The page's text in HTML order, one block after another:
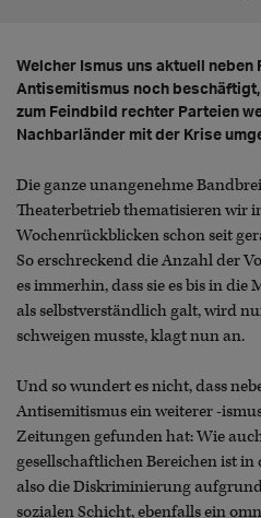
Welcher Ismus uns aktuell neben
Antisemitismus noch
zum Feindbild rechter Parteien
Nachbarländer mit der Krise
Die ganze unangenehme
Theaterbetrieb thematisieren wir
Wochenrückblicken schon seit
So erschreckend die Anzahl der
es immerhin, dass sie es bis in die
als selbstverständlich galt, wird
schweigen musste, klagt nun an.
Und so wundert es nicht, dass
Antisemitismus ein weiterer -
Zeitungen gefunden hat: Wie
gesellschaftlichen Bereichen ist
also die Diskriminierung
sozialen Schicht, ebenfalls ein